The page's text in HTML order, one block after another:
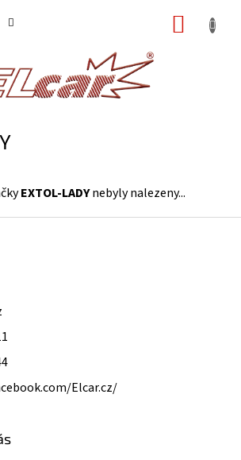
EXTOL-LADYnebyly nalezeny...
Elcar.cz/